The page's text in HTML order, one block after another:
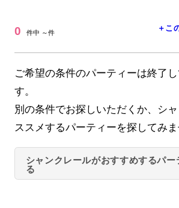
0 件中 ～件 ＋こ
ご希望の条件のパーティーは終了
す。
別の条件でお探しいただくか、シ
ススメするパーティーを探してみ
シャンクレールがおすすめするパー
る